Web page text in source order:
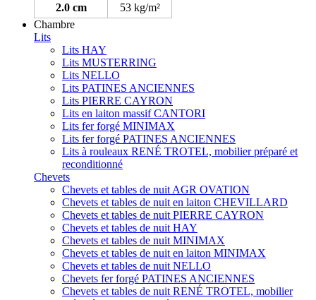
2.0 cm
53 kg/m²
Chambre
Lits
Lits HAY
Lits MUSTERRING
Lits NELLO
Lits PATINES ANCIENNES
Lits PIERRE CAYRON
Lits en laiton massif CANTORI
Lits fer forgé MINIMAX
Lits fer forgé PATINES ANCIENNES
Lits à rouleaux RENÉ TROTEL, mobilier préparé et
reconditionné
Chevets
Chevets et tables de nuit AGR OVATION
Chevets et tables de nuit en laiton CHEVILLARD
Chevets et tables de nuit PIERRE CAYRON
Chevets et tables de nuit HAY
Chevets et tables de nuit MINIMAX
Chevets et tables de nuit en laiton MINIMAX
Chevets et tables de nuit NELLO
Chevets fer forgé PATINES ANCIENNES
Chevets et tables de nuit RENÉ TROTEL, mobilier